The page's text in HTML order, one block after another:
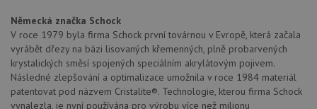
Německá značka Schock
V roce 1979 byla firma Schock první továrnou v Evropě, která začala
vyrábět dřezy na bázi lisovaných křemenných, plně probarvených
krystalických směsí spojených speciálním akrylátovým pojivem.
Následné zlepšování a optimalizace umožnila v roce 1984 materiál
patentovat pod názvem Cristalite®. Technologie, kterou firma Schock
vynalezla, je nyní používána pro výrobu více než milionu